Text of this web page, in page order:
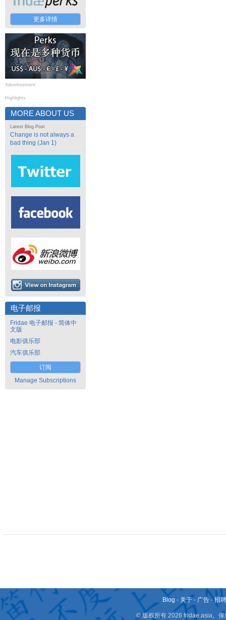
更多详情
Advertisement
Highlights
MORE ABOUT US
Latest Blog Post
Change is not always a
bad thing (Jan 1)
电子邮报
Fridae 电子邮报 - 简体中
文版
电影俱乐部
汽车俱乐部
订阅
Manage Subscriptions
Blog - 关于 - 广告 -招
© 版权所有 2026 fridae.asia。